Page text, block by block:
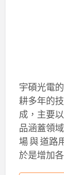
宇碩光電
耕多年的
成，主要
品涵蓋領
場 與 道路
於是增加